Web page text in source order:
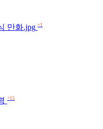
만화.jpg +1
+15